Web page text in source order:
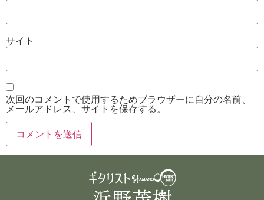
サイト
次回のコメントで使用するためブラウザーに自分の名前、
メールアドレス、サイトを保存する。